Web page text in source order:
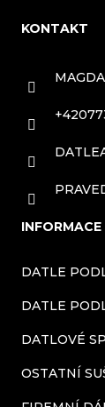
KONTAKT
INFORMACE
DATLE
DATLE
DATLOVÉ
OSTATNÍ